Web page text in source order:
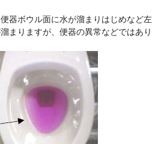
器ボウル面に水が溜まりはじめなど左
まりますが、便器の異常などではあり